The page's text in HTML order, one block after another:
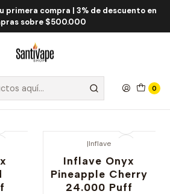
primera compra | 3% de descuento en
sobre $500.000
0
Inicio Inflave
Inflave
Filtros
|Inflave
Inflave Onyx
Pineapple Cherry
24.000 Puff